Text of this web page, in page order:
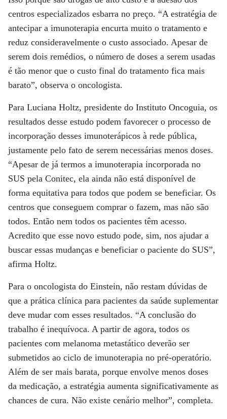
centros especializados esbarra no preço. “A estratégia de
antecipar a imunoterapia encurta muito o tratamento e
reduz consideravelmente o custo associado. Apesar de
serem dois remédios, o número de doses a serem usadas
é tão menor que o custo final do tratamento fica mais
barato”, observa o oncologista.
Para Luciana Holtz, presidente do Instituto Oncoguia, os
resultados desse estudo podem favorecer o processo de
incorporação desses imunoterápicos à rede pública,
justamente pelo fato de serem necessárias menos doses.
“Apesar de já termos a imunoterapia incorporada no
SUS pela Conitec, ela ainda não está disponível de
forma equitativa para todos que podem se beneficiar. Os
centros que conseguem comprar o fazem, mas não são
todos. Então nem todos os pacientes têm acesso.
Acredito que esse novo estudo pode, sim, nos ajudar a
buscar essas mudanças e beneficiar o paciente do SUS”,
afirma Holtz.
Para o oncologista do Einstein, não restam dúvidas de
que a prática clínica para pacientes da saúde suplementar
deve mudar com esses resultados. “A conclusão do
trabalho é inequívoca. A partir de agora, todos os
pacientes com melanoma metastático deverão ser
submetidos ao ciclo de imunoterapia no pré-operatório.
Além de ser mais barata, porque envolve menos doses
da medicação, a estratégia aumenta significativamente as
chances de cura. Não existe cenário melhor”, completa.